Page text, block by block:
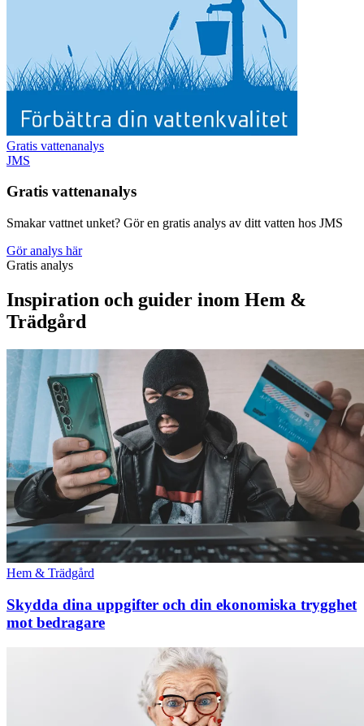
Gratis vattenanalys
JMS
Gratis vattenanalys
Smakar vattnet unket? Gör en gratis analys av ditt vatten hos JMS
Gör analys här
Gratis analys
Inspiration och guider inom Hem &
Trädgård
Hem & Trädgård
Skydda dina uppgifter och din ekonomiska trygghet
mot bedragare